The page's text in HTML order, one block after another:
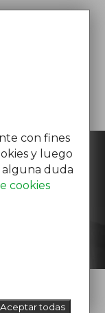
con fines
y luego
alguna duda
cookies
Aceptar todas